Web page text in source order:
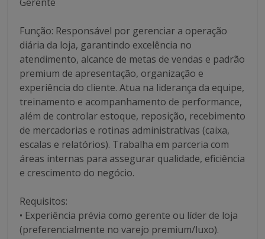
Função: Responsável por gerenciar a operação
diária da loja, garantindo excelência no
atendimento, alcance de metas de vendas e padrão
premium de apresentação, organização e
experiência do cliente. Atua na liderança da equipe,
treinamento e acompanhamento de performance,
além de controlar estoque, reposição, recebimento
de mercadorias e rotinas administrativas (caixa,
escalas e relatórios). Trabalha em parceria com
áreas internas para assegurar qualidade, eficiência
e crescimento do negócio.
Requisitos:
• Experiência prévia como gerente ou líder de loja
(preferencialmente no varejo premium/luxo).